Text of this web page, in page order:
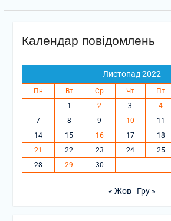
Календар повідомлень
Листопад 2022
Пн Вт Ср Чт Пт
1
2 3 4
7
8 9 10 11
14
15 16 17 18
21
22 23 24 25
28
29 30
« Жов Гру »